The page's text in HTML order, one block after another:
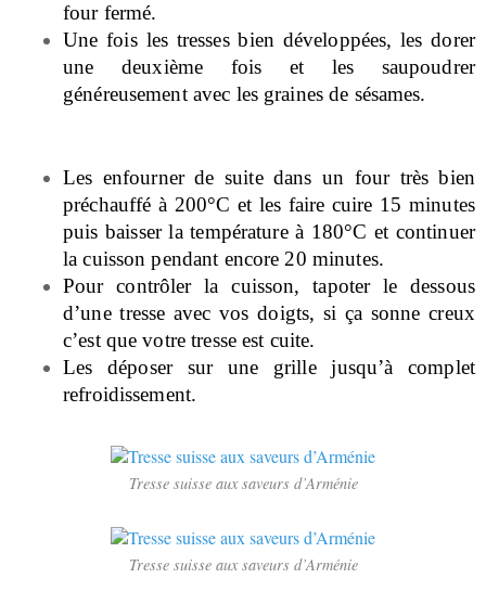
four fermé.
Une fois les tresses bien développées, les dorer
une deuxième fois et les saupoudrer
généreusement avec les graines de sésames.
Les enfourner de suite dans un four très bien
préchauffé à 200°C et les faire cuire 15 minutes
puis baisser la température à 180°C et continuer
la cuisson pendant encore 20 minutes.
Pour contrôler la cuisson, tapoter le dessous
d’une tresse avec vos doigts, si ça sonne creux
c’est que votre tresse est cuite.
Les déposer sur une grille jusqu’à complet
refroidissement.
Tresse suisse aux saveurs d’Arménie
Tresse suisse aux saveurs d’Arménie